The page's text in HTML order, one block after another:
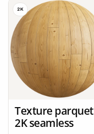
2K
Texture parquet
2K seamless